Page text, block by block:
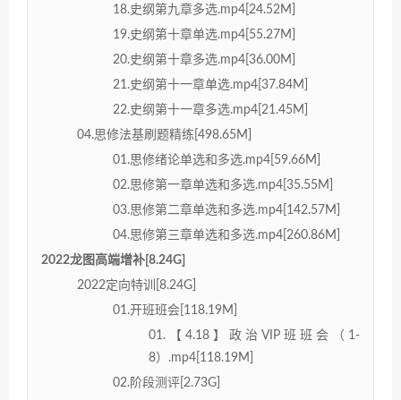
18.史纲第九章多选.mp4[24.52M]
19.史纲第十章单选.mp4[55.27M]
20.史纲第十章多选.mp4[36.00M]
21.史纲第十一章单选.mp4[37.84M]
22.史纲第十一章多选.mp4[21.45M]
04.思修法基刷题精练[498.65M]
01.思修绪论单选和多选.mp4[59.66M]
02.思修第一章单选和多选.mp4[35.55M]
03.思修第二章单选和多选.mp4[142.57M]
04.思修第三章单选和多选.mp4[260.86M]
2022龙图高端增补[8.24G]
2022定向特训[8.24G]
01.开班班会[118.19M]
01.【4.18】政治VIP班班会（1-
8）.mp4[118.19M]
02.阶段测评[2.73G]